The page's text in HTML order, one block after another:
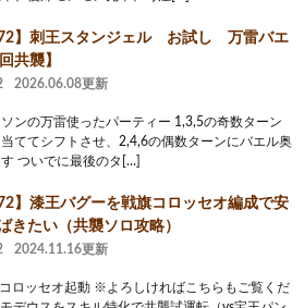
72】刺王スタンジェル お試し 万雷バエ
共襲】
2026.06.08更新
ンの万雷使ったパーティー 1,3,5の奇数ターン
ててシフトさせ、2,4,6の偶数ターンにバエル奥
ついでに最後のタ[…]
】漆王バグーを戦旗コロッセオ編成で安
きたい（共襲ソロ攻略）
2024.11.16更新
ロッセオ起動 ※よろしければこちらもご覧くだ